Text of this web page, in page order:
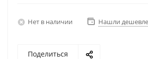
Нет в наличии Нашли
Поделиться